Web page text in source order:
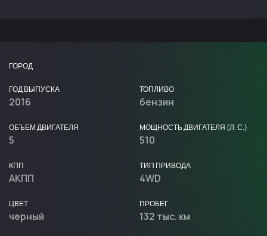
ГОРОД
ГОД ВЫПУСКА
2016
ТОПЛИВО
бензин
ОБЪЕМ ДВИГАТЕЛЯ
5
МОЩНОСТЬ ДВИГАТЕЛЯ (Л. С.)
510
КПП
АКПП
ТИП ПРИВОДА
4WD
ЦВЕТ
черный
ПРОБЕГ
132 тыс. км